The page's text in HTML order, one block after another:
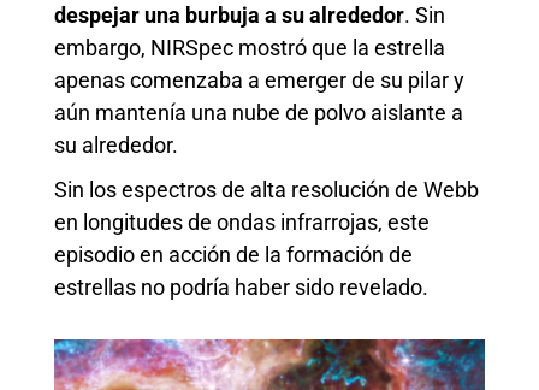
despejar una burbuja a su alrededor. Sin
embargo, NIRSpec mostró que la estrella
apenas comenzaba a emerger de su pilar y
aún mantenía una nube de polvo aislante a
su alrededor.
Sin los espectros de alta resolución de Webb
en longitudes de ondas infrarrojas, este
episodio en acción de la formación de
estrellas no podría haber sido revelado.